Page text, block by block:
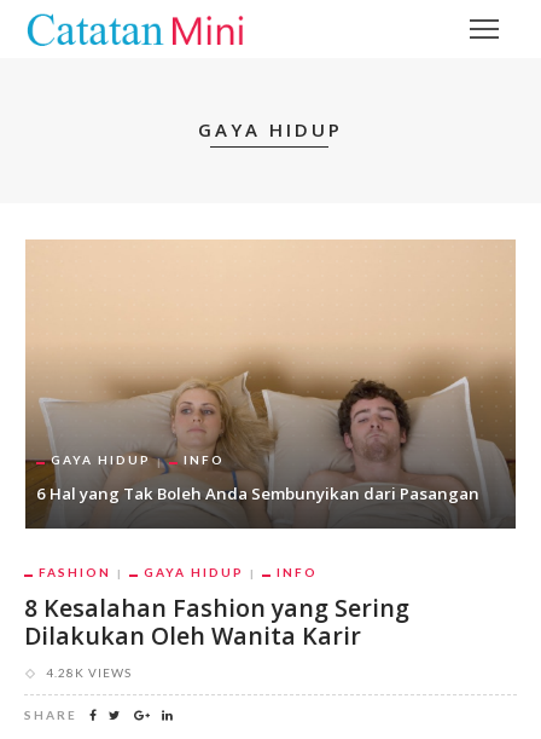
GAYA HIDUP
GAYA HIDUP INFO
6 Hal yang Tak Boleh Anda Sembunyikan dari Pasangan
FASHION GAYA HIDUP INFO
8 Kesalahan Fashion yang Sering
Dilakukan Oleh Wanita Karir
4.28K VIEWS
SHARE